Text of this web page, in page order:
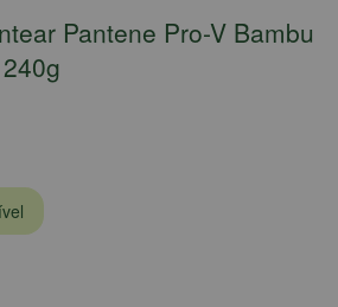
Pantene Pro-V Bambu